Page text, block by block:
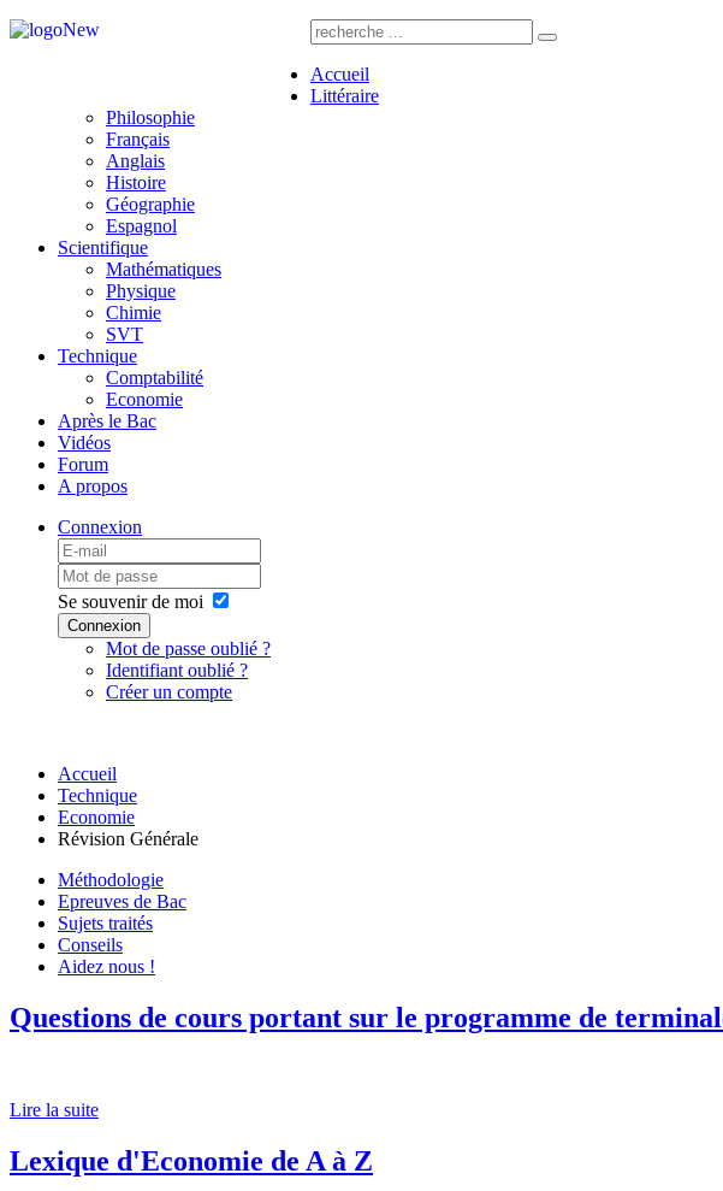
Accueil
Littéraire
Philosophie
Français
Anglais
Histoire
Géographie
Espagnol
Scientifique
Mathématiques
Physique
Chimie
SVT
Technique
Comptabilité
Economie
Après le Bac
Vidéos
Forum
A propos
Connexion
Se souvenir de moi
Connexion
Mot de passe oublié ?
Identifiant oublié ?
Créer un compte
Accueil
Technique
Economie
Révision Générale
Méthodologie
Epreuves de Bac
Sujets traités
Conseils
Aidez nous !
Questions de cours portant sur le programme de
Lire la suite
Lexique d'Economie de A à Z